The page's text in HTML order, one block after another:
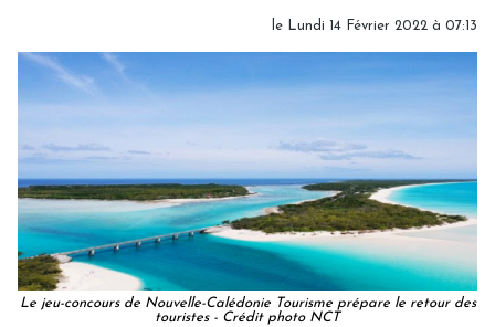
le Lundi 14 Février 2022 à 07:13
Le jeu-concours de Nouvelle-Calédonie Tourisme prépare le retour des
touristes - Crédit photo NCT